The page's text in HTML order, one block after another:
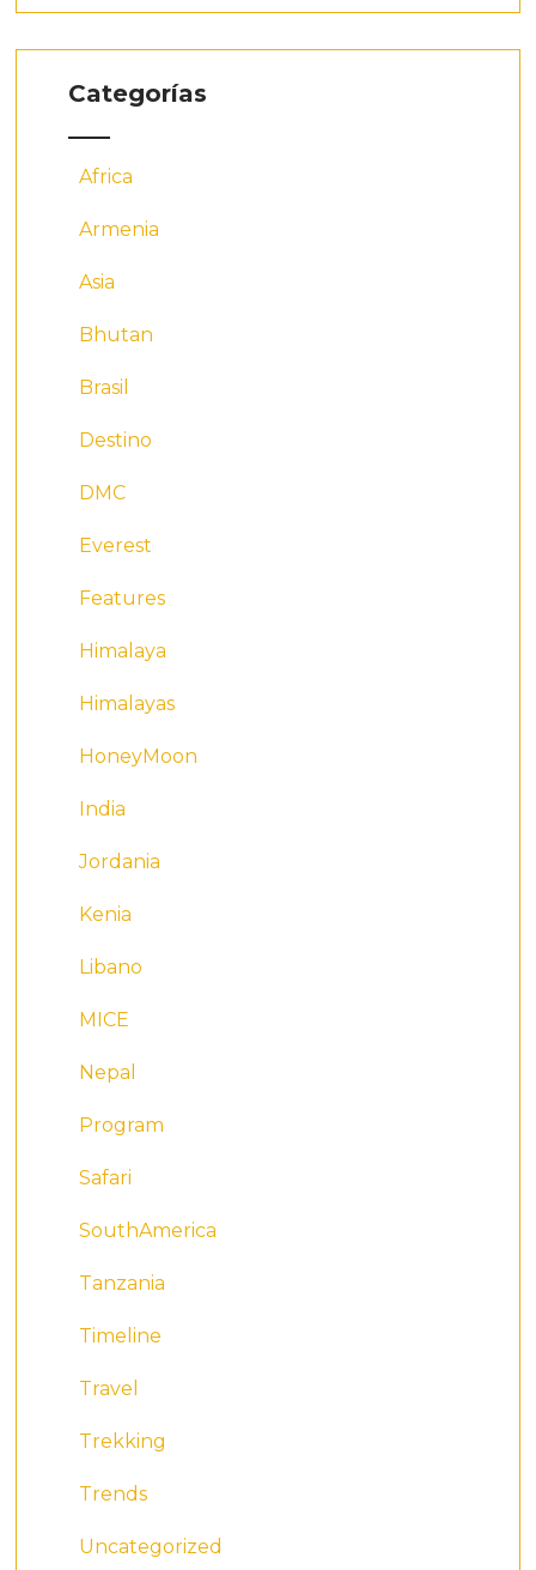
Categorías
Africa
Armenia
Asia
Bhutan
Brasil
Destino
DMC
Everest
Features
Himalaya
Himalayas
HoneyMoon
India
Jordania
Kenia
Libano
MICE
Nepal
Program
Safari
SouthAmerica
Tanzania
Timeline
Travel
Trekking
Trends
Uncategorized